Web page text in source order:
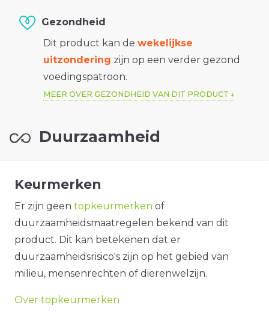
Gezondheid
Dit product kan de wekelijkse
uitzondering zijn op een verder gezond
voedingspatroon.
MEER OVER GEZONDHEID VAN DIT PRODUCT
Duurzaamheid
Keurmerken
Er zijn geen topkeurmerken of
duurzaamheidsmaatregelen bekend van dit
product. Dit kan betekenen dat er
duurzaamheidsrisico's zijn op het gebied van
milieu, mensenrechten of dierenwelzijn.
Over topkeurmerken